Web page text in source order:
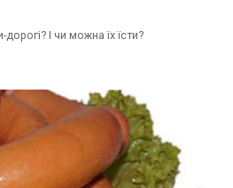
І чи можна їх їсти?